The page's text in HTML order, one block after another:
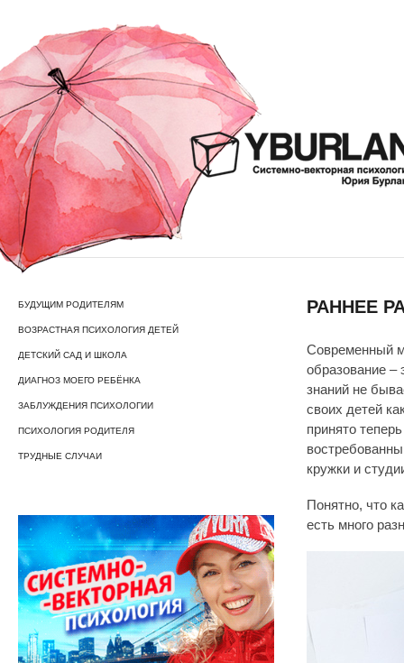
БУДУЩИМ РОДИТЕЛЯМ
ВОЗРАСТНАЯ ПСИХОЛОГИЯ ДЕТЕЙ
ДЕТСКИЙ САД И ШКОЛА
ДИАГНОЗ МОЕГО РЕБЁНКА
ЗАБЛУЖДЕНИЯ ПСИХОЛОГИИ
ПСИХОЛОГИЯ РОДИТЕЛЯ
ТРУДНЫЕ СЛУЧАИ
РАННЕЕ
Современный
образование –
знаний не
своих детей
принято
кружки и
Понятно, что
есть много